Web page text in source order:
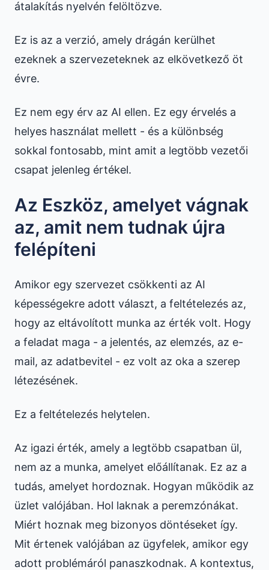
átalakítás nyelvén felöltözve.
Ez is az a verzió, amely drágán kerülhet
ezeknek a szervezeteknek az elkövetkező öt
évre.
Ez nem egy érv az AI ellen. Ez egy érvelés a
helyes használat mellett - és a különbség
sokkal fontosabb, mint amit a legtöbb vezetői
csapat jelenleg értékel.
Az Eszköz, amelyet vágnak
az, amit nem tudnak újra
felépíteni
Amikor egy szervezet csökkenti az AI
képességekre adott választ, a feltételezés az,
hogy az eltávolított munka az érték volt. Hogy
a feladat maga - a jelentés, az elemzés, az e-
mail, az adatbevitel - ez volt az oka a szerep
létezésének.
Ez a feltételezés helytelen.
Az igazi érték, amely a legtöbb csapatban ül,
nem az a munka, amelyet előállítanak. Ez az a
tudás, amelyet hordoznak. Hogyan működik az
üzlet valójában. Hol laknak a peremzónákat.
Miért hoznak meg bizonyos döntéseket így.
Mit értenek valójában az ügyfelek, amikor egy
adott problémáról panaszkodnak. A kontextus,